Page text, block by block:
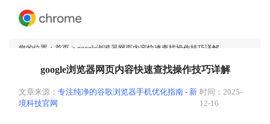
您的位置： 首页 > google浏览器网页内容快速查找操作技巧详解
google浏览器网页内容快速查找操作技巧详解
文章来源： 专注纯净的谷歌浏览器手机优化指南 - 新
境科技官网
时间：2025-
12-16